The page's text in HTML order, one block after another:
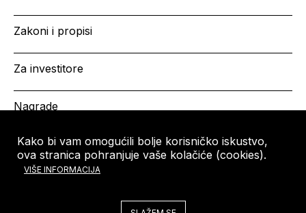
Kako bi vam omogućili bolje korisničko iskustvo,
ova stranica pohranjuje vaše kolačiće (cookies).
VIŠE INFORMACIJA
Zakoni i propisi
Za investitore
Nagrade
HRVATSKA KOMORA
ARHITEKATA
Copyright © HKA 2026